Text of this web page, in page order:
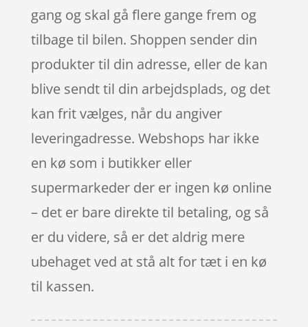
gang og skal gå flere gange frem og
tilbage til bilen. Shoppen sender din
produkter til din adresse, eller de kan
blive sendt til din arbejdsplads, og det
kan frit vælges, når du angiver
leveringadresse. Webshops har ikke
en kø som i butikker eller
supermarkeder der er ingen kø online
– det er bare direkte til betaling, og så
er du videre, så er det aldrig mere
ubehaget ved at stå alt for tæt i en kø
til kassen.